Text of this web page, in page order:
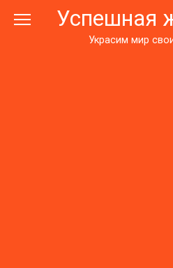
Успешная
Украсим мир